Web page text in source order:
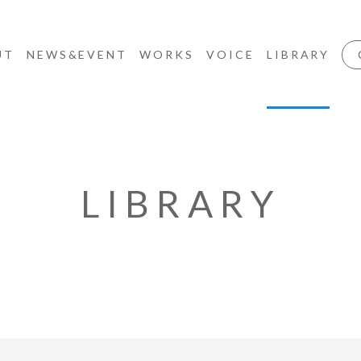
NEWS&EVENT WORKS VOICE LIBRARY
LIBRARY